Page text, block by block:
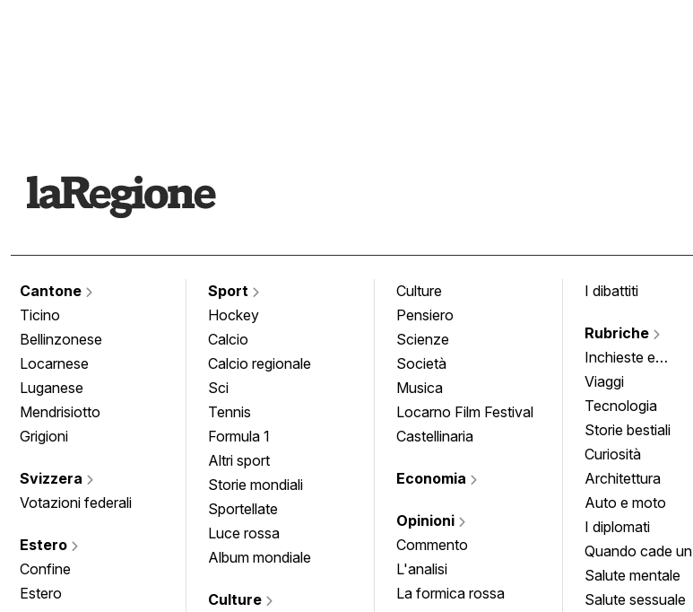
Cantone
Ticino
Bellinzonese
Locarnese
Luganese
Mendrisiotto
Grigioni
Svizzera
Votazioni federali
Estero
Confine
Estero
Sport
Hockey
Calcio
Calcio regionale
Sci
Tennis
Formula 1
Altri sport
Storie mondiali
Sportellate
Luce rossa
Album mondiale
Culture
Culture
Pensiero
Scienze
Società
Musica
Locarno Film Festival
Castellinaria
Economia
Opinioni
Commento
L'analisi
La formica rossa
I dibattiti
Rubriche
Inchieste e
approfondimenti
Viaggi
Tecnologia
Storie bestiali
Curiosità
Architettura
Auto e moto
I diplomati
Quando cade un
quadro
Salute mentale
Salute sessuale